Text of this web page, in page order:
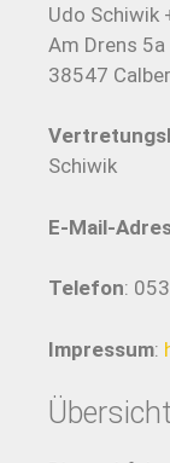
Udo Schiwik
Am Drens 5a
38547
Schiwik
E-Mail-
Telefon:
Impressum: